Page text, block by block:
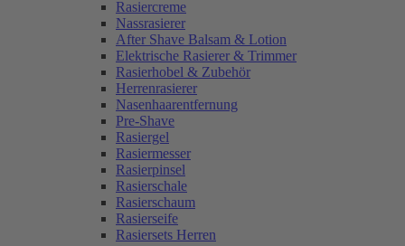
Rasiercreme
Nassrasierer
After Shave Balsam & Lotion
Elektrische Rasierer & Trimmer
Rasierhobel & Zubehör
Herrenrasierer
Nasenhaarentfernung
Pre-Shave
Rasiergel
Rasiermesser
Rasierpinsel
Rasierschale
Rasierschaum
Rasierseife
Rasiersets Herren